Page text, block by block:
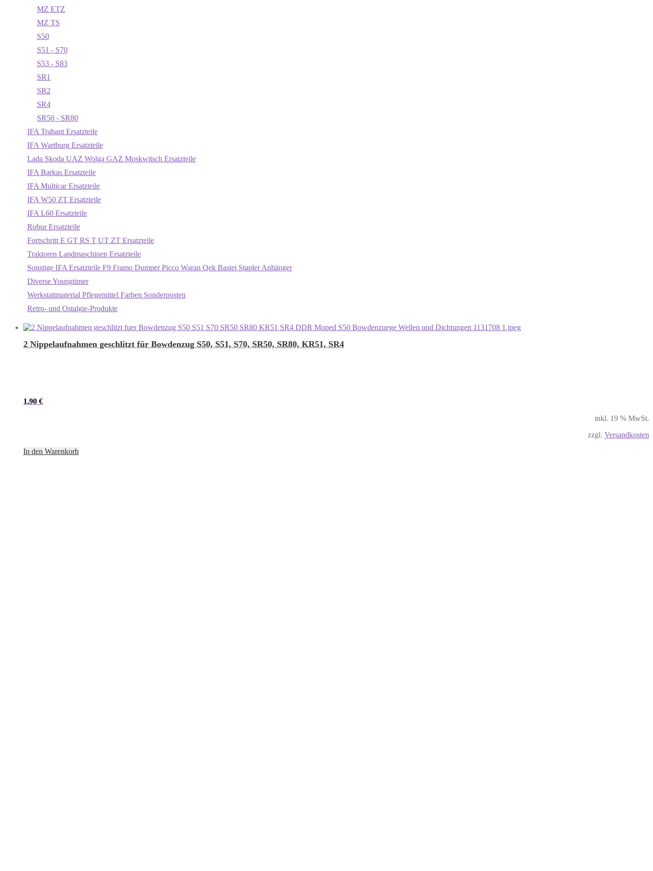
MZ ETZ
MZ TS
S50
S51 - S70
S53 - S83
SR1
SR2
SR4
SR50 - SR80
IFA Trabant Ersatzteile
IFA Wartburg Ersatzteile
Lada Skoda UAZ Wolga GAZ Moskwitsch Ersatzteile
IFA Barkas Ersatzteile
IFA Multicar Ersatzteile
IFA W50 ZT Ersatzteile
IFA L60 Ersatzteile
Robur Ersatzteile
Fortschritt E GT RS T UT ZT Ersatzteile
Traktoren Landmaschinen Ersatzteile
Sonstige IFA Ersatzteile F9 Framo Dumper Picco Waran Qek Bastei Stapler Anhänger
Diverse Youngtimer
Werkstattmaterial Pflegemittel Farben Sonderposten
Retro- und Ostalgie-Produkte
2 Nippelaufnahmen geschlitzt für Bowdenzug S50, S51, S70, SR50, SR80, KR51, SR4
1,90 €
inkl. 19 % MwSt.
zzgl. Versandkosten
In den Warenkorb